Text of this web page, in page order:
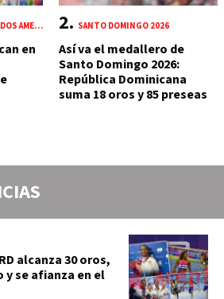
ORGANIZACIÓN DE ESTADOS AMERICANOS (OEA)
en
SANTO DOMINGO 2026
Así va el medallero de
Santo Domingo 2026:
República Dominicana
suma 18 oros y 85 preseas
alcanza 30 oros,
y se afianza en el